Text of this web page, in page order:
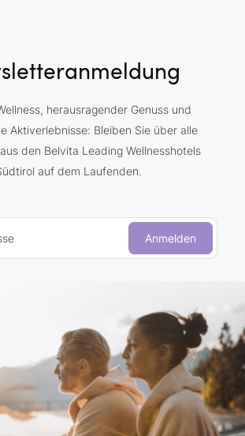
herausragender Genuss und
Aktiverlebnisse: Bleiben Sie über alle
den Belvita Leading Wellnesshotels
auf dem Laufenden.
Anmelden